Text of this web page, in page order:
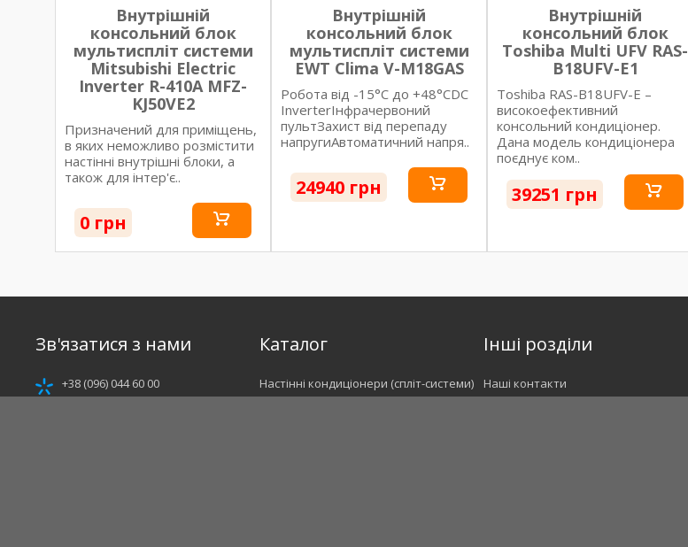
Внутрішній
консольний блок
мультиспліт системи
Mitsubishi Electric
Inverter R-410A MFZ-
KJ50VE2
Призначений для приміщень,
в яких неможливо розмістити
настінні внутрішні блоки, а
також для інтер'є..
0 грн
Внутрішній
консольний блок
мультиспліт системи
EWT Clima V-M18GAS
Робота від -15°С до +48°СDC
InverterІнфрачервоний
пультЗахист від перепаду
напругиАвтоматичний напря..
24940 грн
Внутрішній
консольний блок
Toshiba Multi UFV RAS-
B18UFV-E1
Toshiba RAS-B18UFV-E –
високоефективний
консольний кондиціонер.
Дана модель кондиціонера
поєднує ком..
39251 грн
Зв'язатися з нами
+38 (096) 044 60 00
Каталог
Настінні кондиціонери (спліт-системи)
Інші розділи
Наші контакти